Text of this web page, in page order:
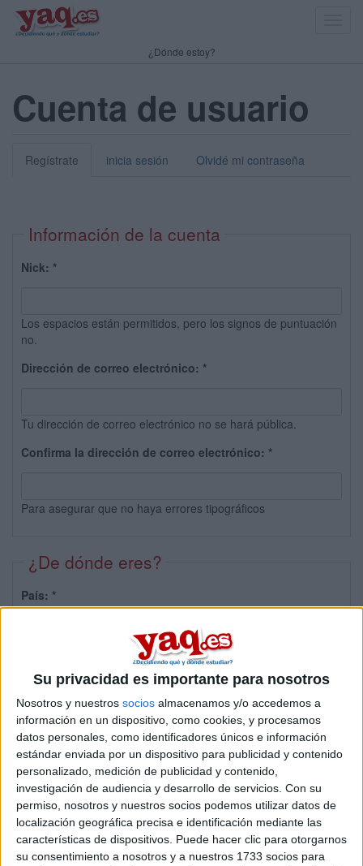
Su privacidad es importante para nosotros
Nosotros y nuestros socios almacenamos y/o accedemos a
información en un dispositivo, como cookies, y procesamos
datos personales, como identificadores únicos e información
estándar enviada por un dispositivo para publicidad y contenido
personalizado, medición de publicidad y contenido,
investigación de audiencia y desarrollo de servicios. Con su
permiso, nosotros y nuestros socios podemos utilizar datos de
localización geográfica precisa e identificación mediante las
características de dispositivos. Puede hacer clic para otorgarnos
su consentimiento a nosotros y a nuestros 1733 socios para
¿Dónde estoy?
Cuenta de usuario
Regístrate inicia sesión Olvidé mi contraseña
Información de la cuenta
Nick: *
Los espacios están permitidos, pero los signos de puntuación
no.
Dirección de correo electrónico: *
Tu dirección de correo electrónico no se hará pública.
Confirma la dirección de correo electrónico: *
Para asegurar que no haya errores tipográficos
¿De dónde eres?
País: *
Sobre ti
Soy:*
Chico
Chica
¿En qué año terminas (o terminaste) bachillerato o FP?